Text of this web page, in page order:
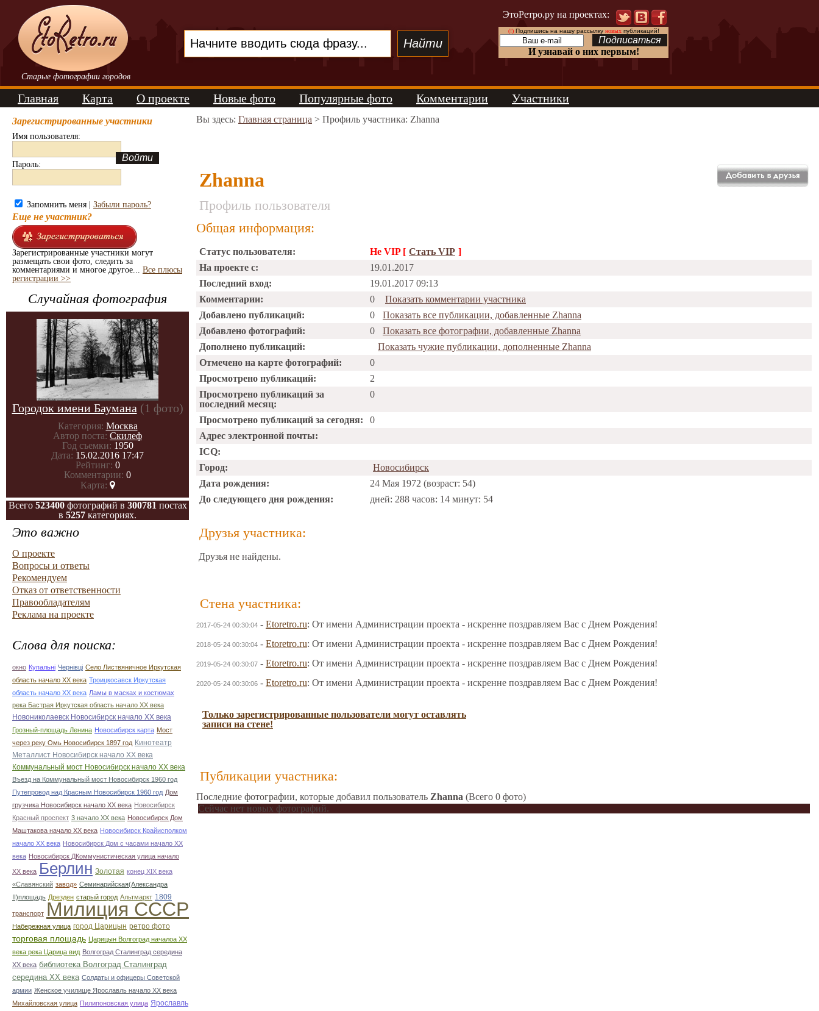
Старые фотографии городов
ЭтоРетро.ру на проектах:
(!)Подпишись на нашу рассылку новыхпубликаций!
И узнавай о них первым!
Главная Карта О проекте Новые фото Популярные фото Комментарии Участники
Зарегистрированные участники
Имя пользователя:
Пароль:
Запомнить меня | Забыли пароль?
Еще не участник?
Зарегистрированные участники могут
размещать свои фото, следить за
комментариями и многое другое... Все плюсы
регистрации >>
Случайная фотография
Городок имени Баумана (1 фото)
Категория: Москва
Автор поста: Скилеф
Год съемки: 1950
Дата: 15.02.2016 17:47
Рейтинг: 0
Комментарии: 0
Карта:
Всего 523400фотографий в 300781 постах
в 5257 категориях.
Это важно
О проекте
Вопросы и ответы
Рекомендуем
Отказ от ответственности
Правообладателям
Реклама на проекте
Слова для поиска:
окно Купальні Чернівці Село Листвяничное Иркутская
область начало ХХ века Троицкосавск Иркутская
область начало ХХ века Ламы в масках и костюмах
река Бастрая Иркутская область начало ХХ века
Новониколаевск Новосибирск начало ХХ века
Грозный-площадь Ленина Новосибирск карта Мост
через реку Омь Новосибирск 1897 год Кинотеатр
Металлист Новосибирск начало ХХ века
Коммунальный мост Новосибирск начало ХХ века
Въезд на Коммунальный мост Новосибирск 1960 год
Путепровод над Красным Новосибирск 1960 год Дом
грузчика Новосибирск начало ХХ века Новосибирск
Красный проспект 3 начало ХХ века Новосибирск Дом
Маштакова начало ХХ века Новосибирск Крайисполком
начало ХХ века Новосибирск Дом с часами начало ХХ
века Новосибирск ДКоммунистическая улица начало
ХХ века Берлин Золотая конец ХІХ века
«Славянский завод» Семинарийская(Александра
II)площадь Дрезден старый город Альтмаркт 1809
транспорт Милиция СССР
Набережная улица город Царицын ретро фото
торговая площадь Царицын Волгоград началоа ХХ
века река Царица вид Волгоград Сталинград середина
ХХ века библиотека Волгоград Сталинград
середина ХХ века Солдаты и офицеры Советской
армии Женское училище Ярославль начало ХХ века
Михайловская улица Пилипоновская улица Ярославль
Вы здесь: Главная страница > Профиль участника: Zhanna
Zhanna
Профиль пользователя
Общая информация:
Статус пользователя: Не VIP [ Стать VIP ]
На проекте с:
19.01.2017
Последний вход:
19.01.2017 09:13
Комментарии:
0
Показать комментарии участника
Добавлено публикаций:
0
Показать все публикации, добавленные Zhanna
Добавлено фотографий:
0
Показать все фотографии, добавленные Zhanna
Дополнено публикаций:
Показать чужие публикации, дополненные Zhanna
Отмечено на карте фотографий:
0
Просмотрено публикаций:
2
Просмотрено публикаций за
последний месяц:
0
Просмотрено публикаций за сегодня:
0
Адрес электронной почты:
ICQ:
Город:
Новосибирск
Дата рождения:
24 Мая 1972 (возраст: 54)
До следующего дня рождения:
дней: 288 часов: 14 минут: 54
Друзья участника:
Друзья не найдены.
Стена участника:
2017-05-24 00:30:04 - Etoretro.ru: От имени Администрации проекта - искренне поздравляем Вас с Днем Рождения!
2018-05-24 00:30:04 - Etoretro.ru: От имени Администрации проекта - искренне поздравляем Вас с Днем Рождения!
2019-05-24 00:30:07 - Etoretro.ru: От имени Администрации проекта - искренне поздравляем Вас с Днем Рождения!
2020-05-24 00:30:06 - Etoretro.ru: От имени Администрации проекта - искренне поздравляем Вас с Днем Рождения!
Только зарегистрированные пользователи могут оставлять
записи на стене!
Публикации участника:
Последние фотографии, которые добавил пользователь Zhanna (Всего 0 фото)
Сейчас нет новых фотографий.